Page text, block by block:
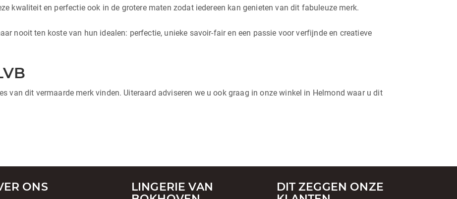
kwaliteit en perfectie ook in de grotere maten zodat iedereen kan genieten van dit fabuleuze merk.
nooit ten koste van hun idealen: perfectie, unieke savoir-fair en een passie voor verfijnde en creatieve
van dit vermaarde merk vinden. Uiteraard adviseren we u ook graag in onze winkel in Helmond waar u dit
ONS
LINGERIE VAN
DIT ZEGGEN ONZE